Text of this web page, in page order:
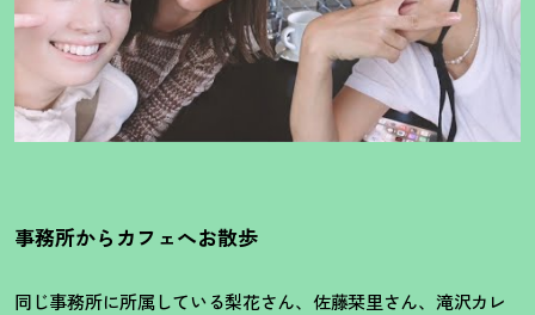
事務所からカフェへお散歩
同じ事務所に所属している梨花さん、佐藤栞里さん、滝沢カレ